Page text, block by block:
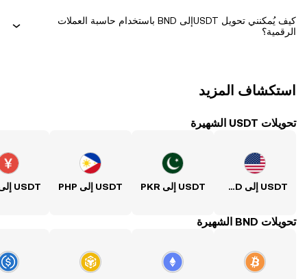
كيف يُمكنني تحويل ‏USDTإلى ‏BND باستخدام حاسبة العملات
الرقمية؟
استكشاف المزيد
تحويلات USDT الشهيرة
USDT إلى USD USDT إلى PKR USDT إلى PHP USDT إلى CNY
تحويلات BND الشهيرة